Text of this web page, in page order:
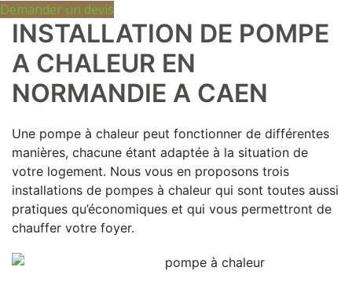
Demander un devis
INSTALLATION DE POMPE
A CHALEUR EN
NORMANDIE A CAEN
Une pompe à chaleur peut fonctionner de différentes
manières, chacune étant adaptée à la situation de
votre logement. Nous vous en proposons trois
installations de pompes à chaleur qui sont toutes aussi
pratiques qu’économiques et qui vous permettront de
chauffer votre foyer.